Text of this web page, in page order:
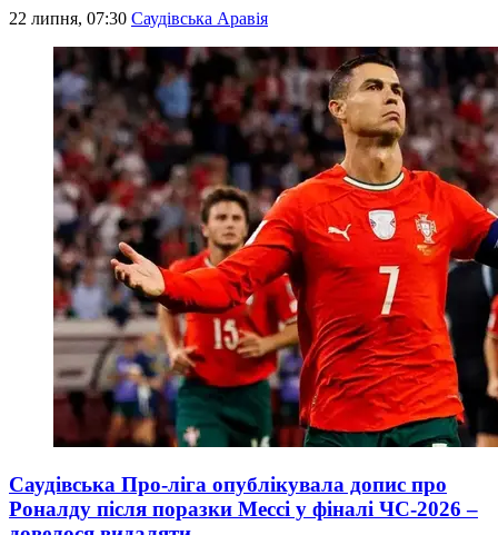
22 липня, 07:30 Саудівська Аравія
Саудівська Про-ліга опублікувала допис про
Роналду після поразки Мессі у фіналі ЧС-2026 –